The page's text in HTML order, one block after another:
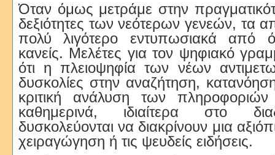
Όταν όμως μετράμε στην
δεξιότητες των νεότερων γενεών, τα
πολύ λιγότερο εντυπωσιακά από
κανείς. Μελέτες για τον ψηφιακό
ότι η πλειοψηφία των νέων
δυσκολίες στην αναζήτηση,
κριτική ανάλυση των
καθημερινά, ιδιαίτερα στο
δυσκολεύονται να διακρίνουν μια
χειραγώγηση ή τις ψευδείς ειδήσεις.